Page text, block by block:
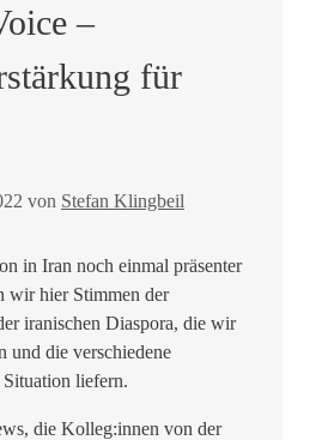
–
für
von Stefan Klingbeil
in Iran noch einmal präsenter
wir hier Stimmen der
iranischen Diaspora, die wir
und die verschiedene
liefern.
die Kolleg:innen von der